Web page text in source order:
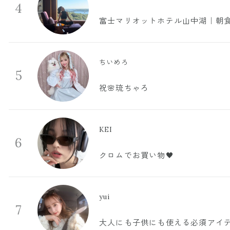
4
富士マリオットホテル山中湖｜朝
5
ちいめろ
祝🌸琉ちゃろ
6
KEI
クロムでお買い物🖤
7
yui
大人にも子供にも使える必須アイ